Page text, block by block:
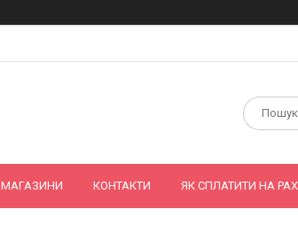
МАГАЗИНИ КОНТАКТИ ЯК СПЛАТИТИ НА